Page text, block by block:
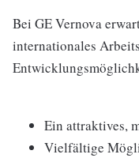
Bei GE Vernova
internationales
Ein attraktives,
Vielfältige